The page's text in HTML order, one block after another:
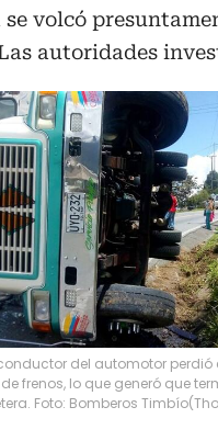
volcó
autoridades
del automotor perdió
frenos, lo que generó que
Foto: Bomberos Timbío(